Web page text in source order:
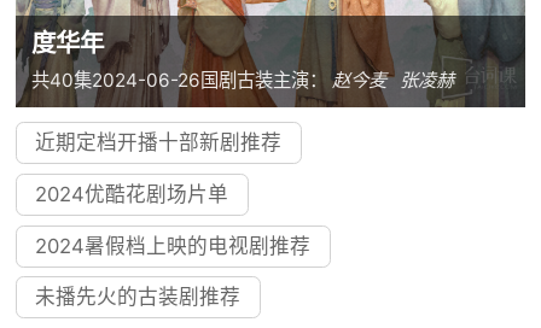
度华年
共40集2024-06-26 国剧古装主演：赵今麦 张凌赫
近期定档开播十部新剧推荐
2024优酷花剧场片单
2024暑假档上映的电视剧推荐
未播先火的古装剧推荐